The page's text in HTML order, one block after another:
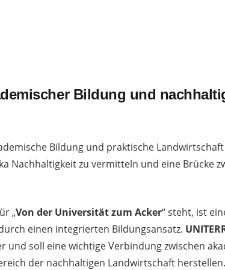
Bildung und
Bildung und praktische
Nachhaltigkeit zu vermitteln und eine Brücke
„Von der Universität zum Acker“ steht, ist
einen integrierten Bildungsansatz.
und soll eine wichtige Verbindung zwischen
der nachhaltigen Landwirtschaft